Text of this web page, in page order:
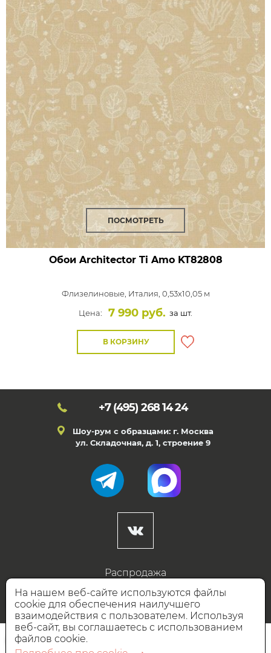
ПОСМОТРЕТЬ
Обои Architector Ti AmoKT82808
Флизелиновые, Италия, 0,53x10,05 м
Цена:
7 990 руб. за шт.
В КОРЗИНУ
+7 (495) 268 14 24
Шоу-рум с образцами: г. Москва
ул. Складочная, д. 1, строение 9
Распродажа
Готовые дизайны
Дизайнерам
НАШИ ПАРТНЁРЫ
На нашем веб-сайте используются файлы
cookie для обеспечения наилучшего
взаимодействия с пользователем. Используя
веб-сайт, вы соглашаетесь с использованием
файлов cookie.